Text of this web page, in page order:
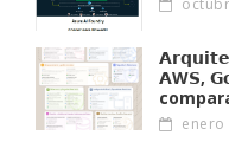
𝗔W𝗦,
enero